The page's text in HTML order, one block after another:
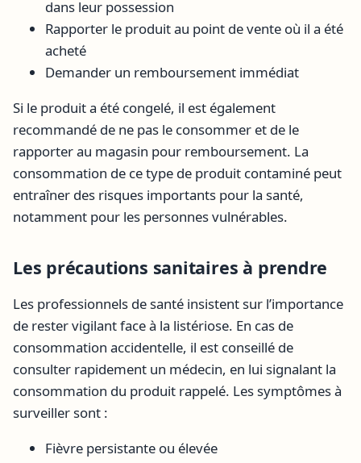
dans leur possession
Rapporter le produit au point de vente où il a été
acheté
Demander un remboursement immédiat
Si le produit a été congelé, il est également
recommandé de ne pas le consommer et de le
rapporter au magasin pour remboursement. La
consommation de ce type de produit contaminé peut
entraîner des risques importants pour la santé,
notamment pour les personnes vulnérables.
Les précautions sanitaires à prendre
Les professionnels de santé insistent sur l’importance
de rester vigilant face à la listériose. En cas de
consommation accidentelle, il est conseillé de
consulter rapidement un médecin, en lui signalant la
consommation du produit rappelé. Les symptômes à
surveiller sont :
Fièvre persistante ou élevée